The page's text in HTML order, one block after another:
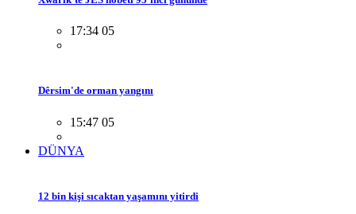
17:34 05
Dêrsim'de orman yangını
15:47 05
DÜNYA
12 bin kişi sıcaktan yaşamını yitirdi